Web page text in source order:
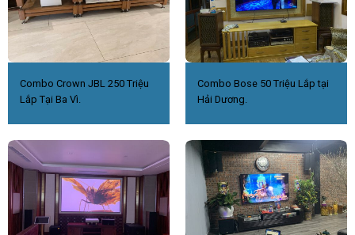
Combo Crown JBL 250 Triệu
Lắp Tại Ba Vì.
Combo Bose 50 Triệu Lắp tại
Hải Dương.